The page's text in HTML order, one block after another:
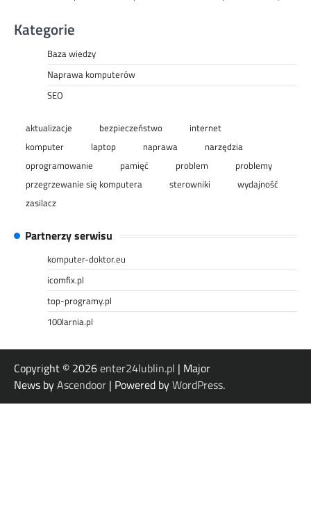
Kategorie
Baza wiedzy
Naprawa komputerów
SEO
aktualizacje bezpieczeństwo
internet
komputer
laptop naprawa
narzędzia
oprogramowanie
pamięć problem
problemy
przegrzewanie się komputera
sterowniki
wydajność
zasilacz
Partnerzy serwisu
komputer-doktor.eu
icomfix.pl
top-programy.pl
100larnia.pl
Copyright © 2026enter24lublin.pl | Major
News byAscendoor | Powered byWordPress.